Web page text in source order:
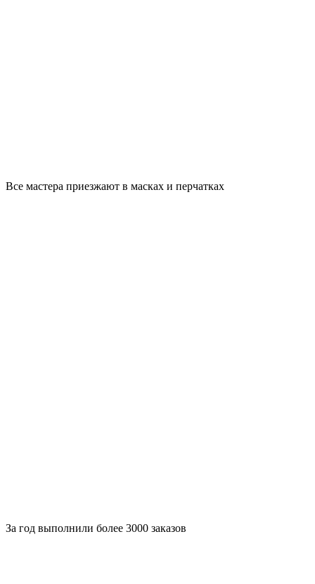
Все мастера приезжают в масках и перчатках
За год выполнили более 3000 заказов